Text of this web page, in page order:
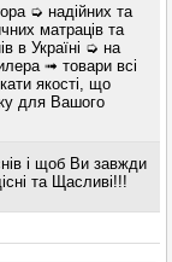
➭ надійних та
матраців та
в Україні ➭ на
➟ товари всі
якості, що
для Вашого
і щоб Ви завжди
та Щасливі!!!